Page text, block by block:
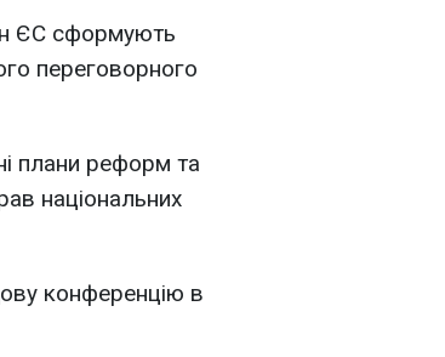
ЄС сформують
переговорного
плани реформ та
національних
конференцію в